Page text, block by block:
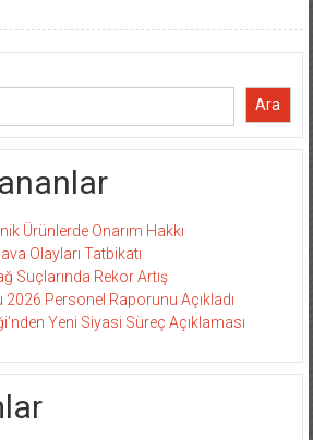
Ara
Ürünlerde Onarım Hakkı
Olayları Tatbikatı
Suçlarında Rekor Artış
Personel Raporunu Açıkladı
Yeni Siyasi Süreç Açıklaması